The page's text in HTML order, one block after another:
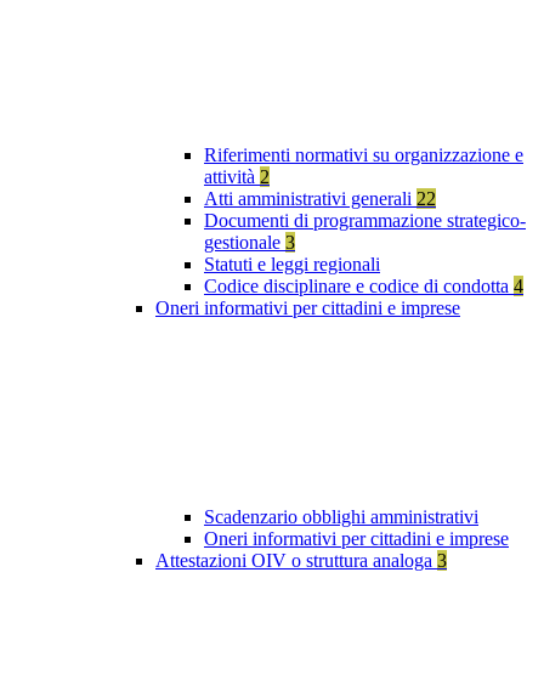
Riferimenti normativi su organizzazione e
attività 2
Atti amministrativi generali 22
Documenti di programmazione strategico-
gestionale 3
Statuti e leggi regionali
Codice disciplinare e codice di condotta 4
Oneri informativi per cittadini e imprese
Scadenzario obblighi amministrativi
Oneri informativi per cittadini e imprese
Attestazioni OIV o struttura analoga 3